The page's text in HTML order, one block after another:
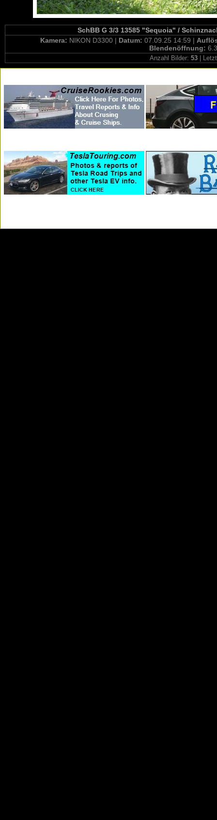
SchBB G 3/3 13585 "Sequoia" /
Kamera: NIKON D3300 | Datum: 07.09.25 14:59 |
Blendenöffnung:
Anzahl Bilder: 53 |